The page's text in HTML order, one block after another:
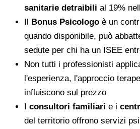
sanitarie detraibili al 19%
Il Bonus Psicologo è un
quando disponibile, può
sedute per chi ha un ISEE
Non tutti i professionisti
l'esperienza, l'approccio
influiscono sul prezzo
I consultori familiari e i
del territorio offrono servizi